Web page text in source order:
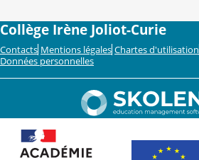
Collège Irène Joliot-Curie
Contacts Mentions légales Chartes d'utilisation
Données personnelles